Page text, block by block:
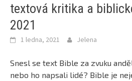
textová kritika a
2021
1 ledna, 2021 Jelena
Snesl se text Bible za zvuku
nebo ho napsali lidé? Bible je